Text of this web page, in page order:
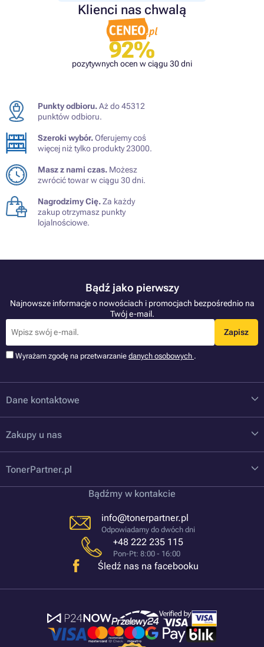
Klienci nas chwalą
92%
pozytywnych ocen w ciągu 30 dni
Punkty odbioru.Aż do 45312
punktów odbioru.
Szeroki wybór.Oferujemy coś
więcej niż tylko produkty 23000.
Masz z nami czas. Możesz
zwrócić towar w ciągu 30 dni.
Nagrodzimy Cię.Za każdy
zakup otrzymasz punkty
lojalnościowe.
Bądź jako pierwszy
Najnowsze informacje o nowościach i promocjach bezpośrednio na
Twój e-mail.
Zapisz
Wyrażam zgodę na przetwarzanie danych osobowych .
Dane kontaktowe
Zakupy u nas
TonerPartner.pl
Bądźmy w kontakcie
info@tonerpartner.pl
Odpowiadamy do dwóch dni
+48 222 235 115
Pon-Pt: 8:00 - 16:00
Śledź nas na facebooku